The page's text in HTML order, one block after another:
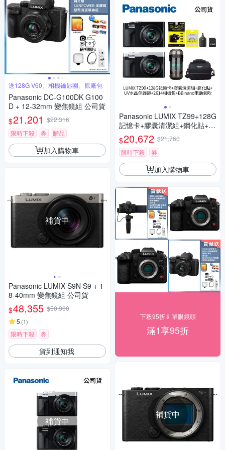
送128G V60、相機鑰匙圈、原廠包
Panasonic DC-G100DK G100
D + 12-32mm 變焦鏡組 公司貨
$21,201 $22,316
限時下殺
券 贈品
加入購物車
補貨中
Panasonic LUMIX S9N S9 + 1
8-40mm 變焦鏡組 公司貨
$48,355 $50,900
5 (1)
限時下殺 券
貨到通知我
補貨中
Panasonic LUMIX TZ99+128G
記憶卡+膠囊清潔組+鋼化貼+水
晶保護鏡+2614相機包+NITEC
ORE BB nano 迷你電動氣吹
(公司貨)
$20,672 $21,760
限時下殺
券
加入購物車
下殺95折⇓ 單眼鏡頭
滿1享95折
補貨中